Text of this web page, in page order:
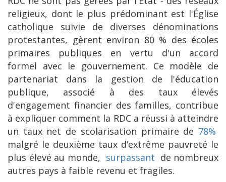
religieux, dont le plus prédominant est l'Église
catholique suivie de diverses dénominations
protestantes, gèrent environ 80 % des écoles
primaires publiques en vertu d'un accord
formel avec le gouvernement. Ce modèle de
partenariat dans la gestion de l'éducation
publique, associé à des taux élevés
d'engagement financier des familles, contribue
à expliquer comment la RDC a réussi à atteindre
un taux net de scolarisation primaire de 78%
malgré le deuxième taux d’extrême pauvreté le
plus élevé au monde, surpassant de nombreux
autres pays à faible revenu et fragiles.